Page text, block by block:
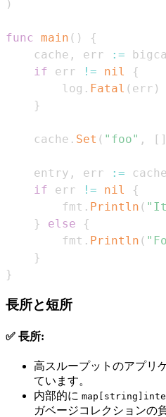
)
func main ( )
{
    cache
, err :=
if err != nil
{
        log
. Fatal ( err )
}
    cache
. Set ( "foo" , [ ]
    entry
, err := cache
if err != nil
{
        fmt
. Println (
}
else
{
        fmt
. Println (
}
}
長所と短所
✅ 長所:
高スループットのアプリ
ています。
内部的に
ガベージコレクションの